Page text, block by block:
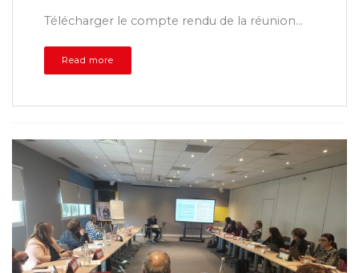
Télécharger le compte rendu de la réunion...
Read more